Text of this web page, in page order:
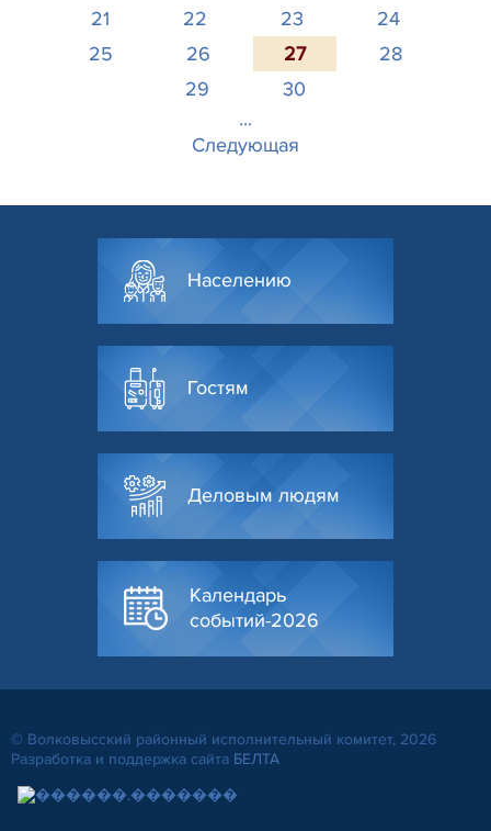
21
22 23
24
25
26 27
28
29
30
...
Следующая
Населению
Гостям
Деловым людям
Календарь
событий-2026
© Волковысский районный исполнительный комитет, 2026
Разработка и поддержка сайта БЕЛТА